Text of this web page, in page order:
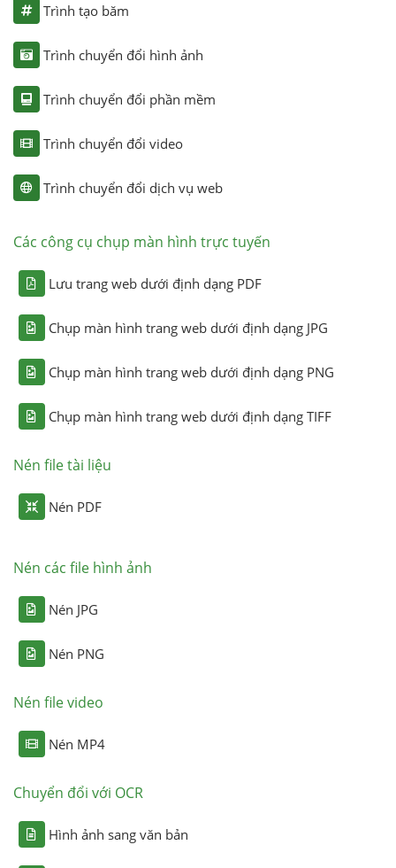
Trình tạo băm
Trình chuyển đổi hình ảnh
Trình chuyển đổi phần mềm
Trình chuyển đổi video
Trình chuyển đổi dịch vụ web
Các công cụ chụp màn hình trực tuyến
Lưu trang web dưới định dạng PDF
Chụp màn hình trang web dưới định dạng JPG
Chụp màn hình trang web dưới định dạng PNG
Chụp màn hình trang web dưới định dạng TIFF
Nén file tài liệu
Nén PDF
Nén các file hình ảnh
Nén JPG
Nén PNG
Nén file video
Nén MP4
Chuyển đổi với OCR
Hình ảnh sang văn bản